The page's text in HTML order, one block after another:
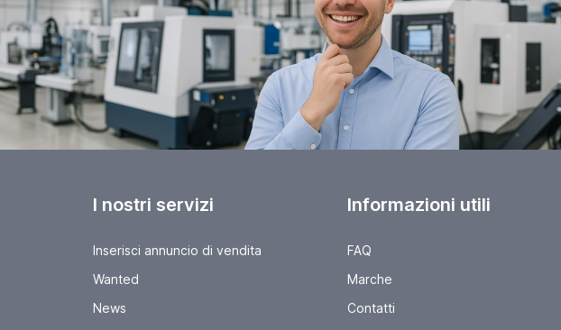
I nostri servizi
Inserisci annuncio di vendita
Wanted
News
Informazioni utili
FAQ
Marche
Contatti